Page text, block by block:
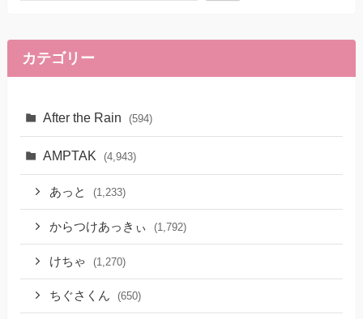
カテゴリー
After the Rain (594)
AMPTAK (4,943)
あっと (1,233)
からつけあっきぃ (1,792)
けちゃ (1,270)
ちぐさくん (650)